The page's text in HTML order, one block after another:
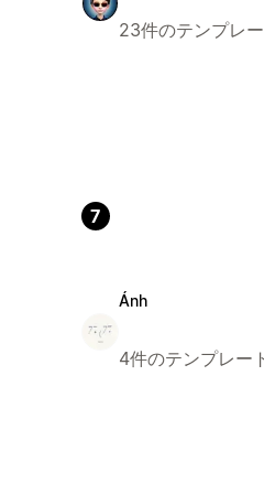
23件のテンプレ
7
Ánh
4件のテンプレー